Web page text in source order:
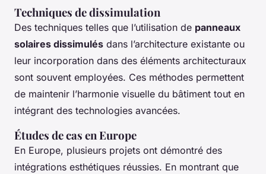
Techniques de dissimulation
Des techniques telles que l’utilisation de panneaux
solaires dissimulés dans l’architecture existante ou
leur incorporation dans des éléments architecturaux
sont souvent employées. Ces méthodes permettent
de maintenir l’harmonie visuelle du bâtiment tout en
intégrant des technologies avancées.
Études de cas en Europe
En Europe, plusieurs projets ont démontré des
intégrations esthétiques réussies. En montrant que